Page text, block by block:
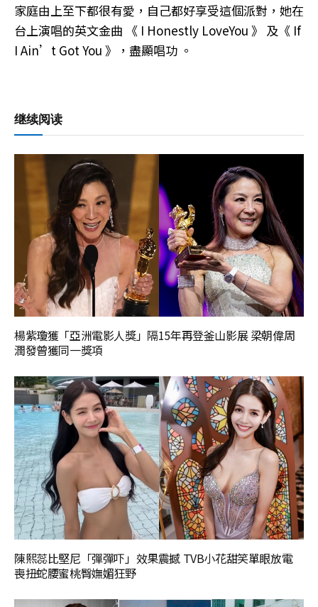
家庭由上至下都很有愛，自己都好享受這個派對，她在
台上演唱的英文金曲 《 I Honestly LoveYou 》 及《 If
I Ain’t Got You 》，盡顯唱功 。
继续阅读
楊紫瓊獲「亞洲電影人獎」隔15年再登釜山影展 梁朝偉周
潤發曾獲同一獎項
陳熙蕊比堅尼「彈彈吓」效果震撼 TVB小花甜笑單眼放電
喪扭蛇腰蜜桃臀嫵媚狂野